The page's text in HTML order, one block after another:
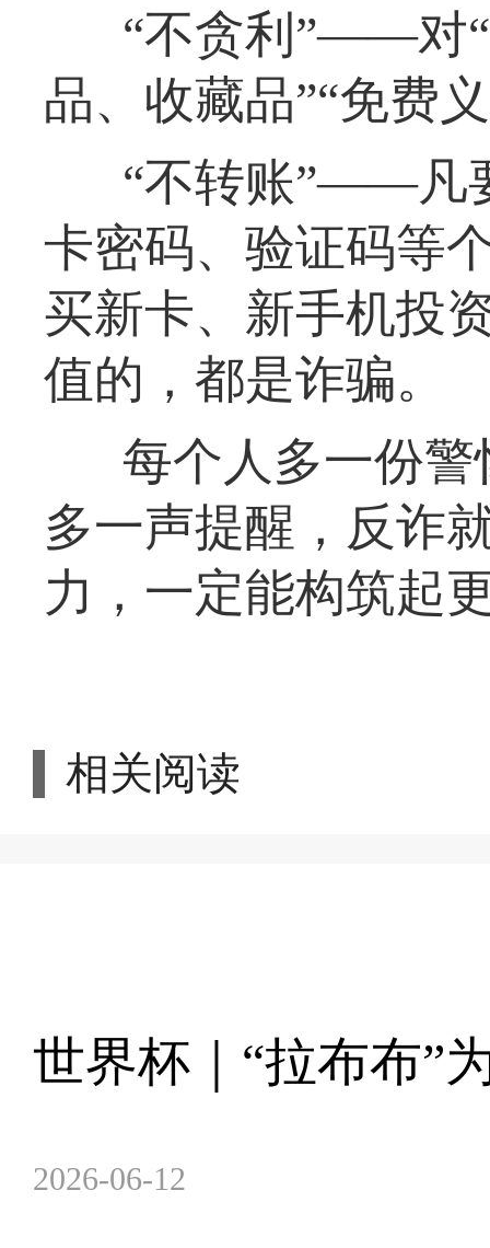
“不贪利”——对“
品、收藏品”“免费
“不转账”——凡
卡密码、验证码等
买新卡、新手机投
值的，都是诈骗。
每个人多一份
多一声提醒，反诈
力，一定能构筑起
相关阅读
世界杯｜“拉布布”
2026-06-12